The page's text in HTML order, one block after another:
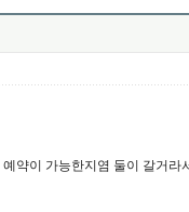
약이 가능한지염 둘이 갈거